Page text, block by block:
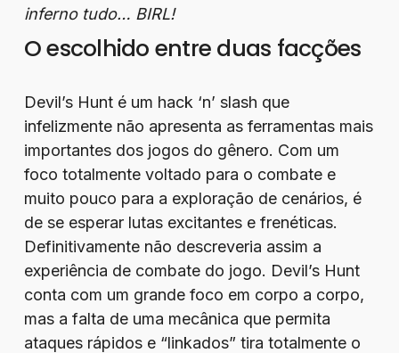
inferno tudo… BIRL!
O escolhido entre duas facções
Devil’s Hunt é um hack ‘n’ slash que
infelizmente não apresenta as ferramentas mais
importantes dos jogos do gênero. Com um
foco totalmente voltado para o combate e
muito pouco para a exploração de cenários, é
de se esperar lutas excitantes e frenéticas.
Definitivamente não descreveria assim a
experiência de combate do jogo. Devil’s Hunt
conta com um grande foco em corpo a corpo,
mas a falta de uma mecânica que permita
ataques rápidos e “linkados” tira totalmente o